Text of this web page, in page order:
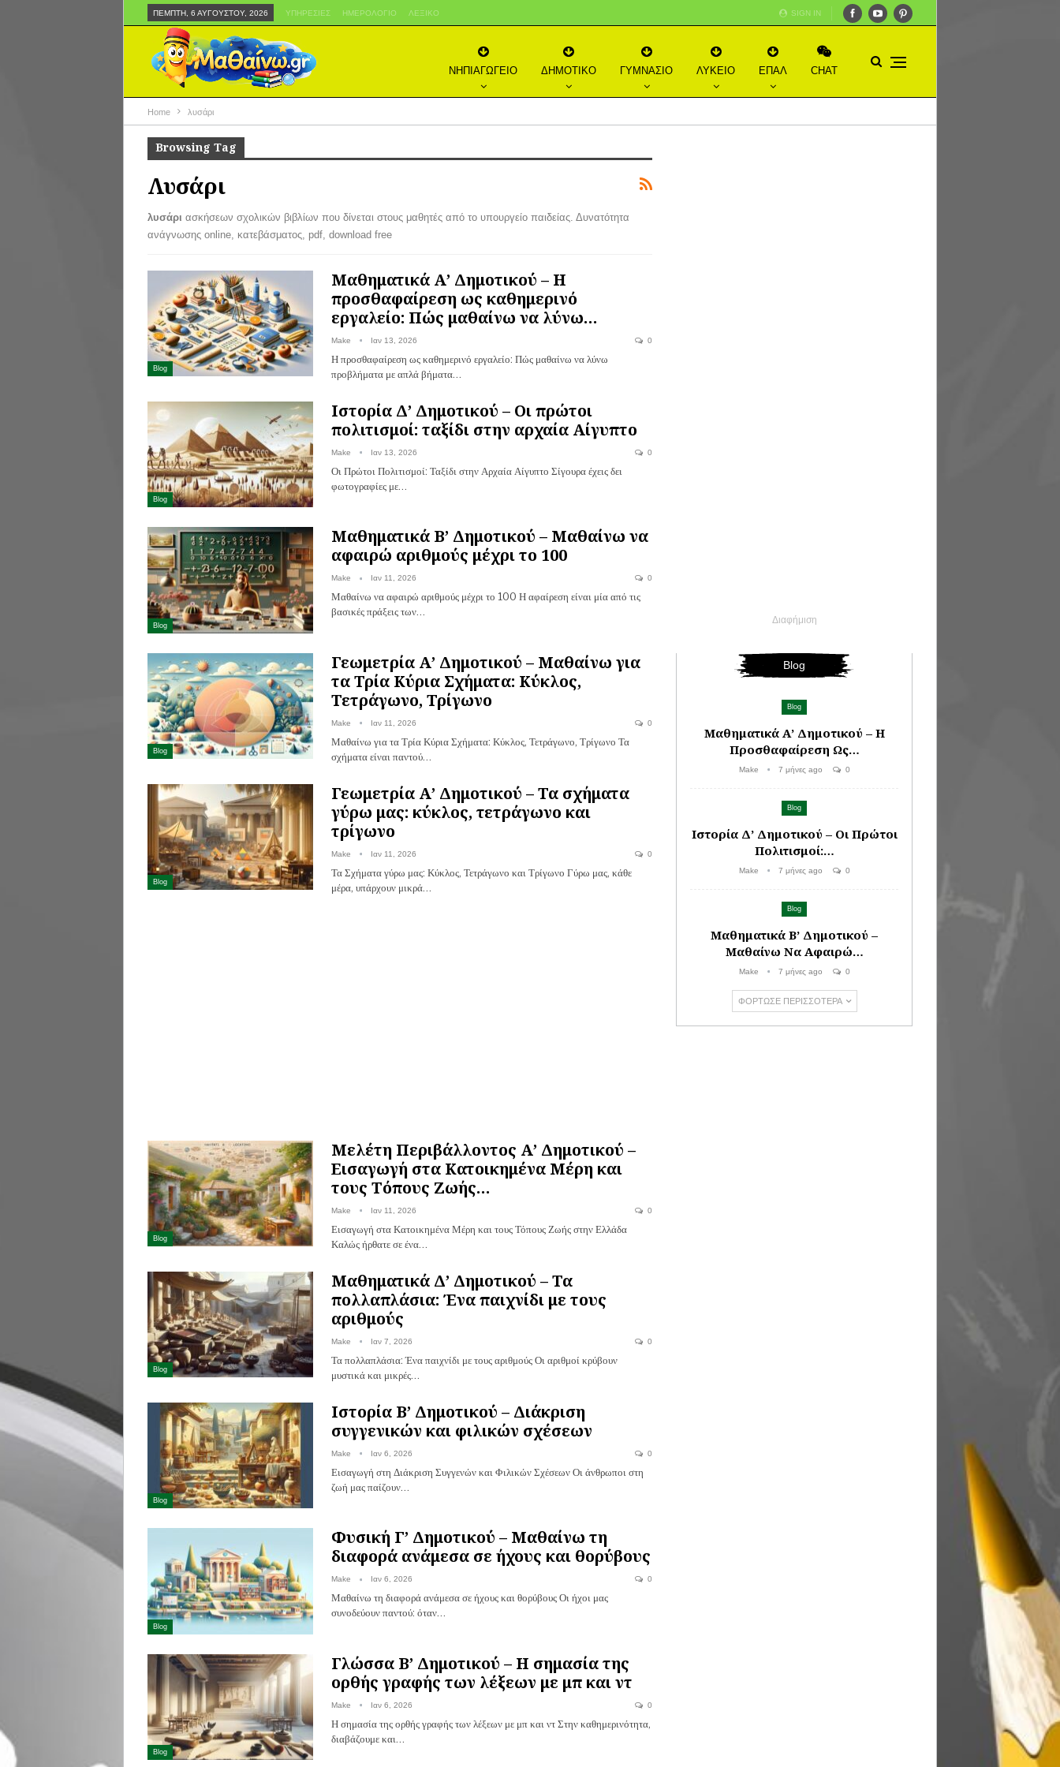
SIGN IN
ΠΈΜΠΤΗ, 6 ΑΥΓΟΎΣΤΟΥ, 2026 ΥΠΗΡΕΣΊΕΣ ΗΜΕΡΟΛΌΓΙΟ ΛΕΞΙΚΌ
ΝΗΠΙΑΓΩΓΕΙΟ ΔΗΜΟΤΙΚΟ ΓΥΜΝΑΣΙΟ ΛΥΚΕΙΟ ΕΠΑΛ CHAT
Home λυσάρι
Browsing Tag
Λυσάρι
λυσάρι ασκήσεων σχολικών βιβλίων που δίνεται στους μαθητές από το υπουργείο παιδείας. Δυνατότητα
ανάγνωσης online, κατεβάσματος, pdf, download free
Blog
Μαθηματικά Α’ Δημοτικού – Η
προσθαφαίρεση ως καθημερινό
εργαλείο: Πώς μαθαίνω να λύνω…
Make Ιαν 13, 2026 0
Η προσθαφαίρεση ως καθημερινό εργαλείο: Πώς μαθαίνω να λύνω
προβλήματα με απλά βήματα…
Blog
Ιστορία Δ’ Δημοτικού – Οι πρώτοι
πολιτισμοί: ταξίδι στην αρχαία Αίγυπτο
Make Ιαν 13, 2026 0
Οι Πρώτοι Πολιτισμοί: Ταξίδι στην Αρχαία Αίγυπτο Σίγουρα έχεις δει
φωτογραφίες με…
Blog
Μαθηματικά Β’ Δημοτικού – Μαθαίνω να
αφαιρώ αριθμούς μέχρι το 100
Make Ιαν 11, 2026 0
Μαθαίνω να αφαιρώ αριθμούς μέχρι το 100 Η αφαίρεση είναι μία από τις
βασικές πράξεις των…
Blog
Γεωμετρία Α’ Δημοτικού – Μαθαίνω για
τα Τρία Κύρια Σχήματα: Κύκλος,
Τετράγωνο, Τρίγωνο
Make Ιαν 11, 2026 0
Μαθαίνω για τα Τρία Κύρια Σχήματα: Κύκλος, Τετράγωνο, Τρίγωνο Τα
σχήματα είναι παντού…
Blog
Γεωμετρία Α’ Δημοτικού – Τα σχήματα
γύρω μας: κύκλος, τετράγωνο και
τρίγωνο
Make Ιαν 11, 2026 0
Τα Σχήματα γύρω μας: Κύκλος, Τετράγωνο και Τρίγωνο Γύρω μας, κάθε
μέρα, υπάρχουν μικρά…
Blog
Μελέτη Περιβάλλοντος Α’ Δημοτικού –
Εισαγωγή στα Κατοικημένα Μέρη και
τους Τόπους Ζωής…
Make Ιαν 11, 2026 0
Εισαγωγή στα Κατοικημένα Μέρη και τους Τόπους Ζωής στην Ελλάδα
Καλώς ήρθατε σε ένα…
Blog
Μαθηματικά Δ’ Δημοτικού – Τα
πολλαπλάσια: Ένα παιχνίδι με τους
αριθμούς
Make Ιαν 7, 2026 0
Τα πολλαπλάσια: Ένα παιχνίδι με τους αριθμούς Οι αριθμοί κρύβουν
μυστικά και μικρές…
Blog
Ιστορία Β’ Δημοτικού – Διάκριση
συγγενικών και φιλικών σχέσεων
Make Ιαν 6, 2026 0
Εισαγωγή στη Διάκριση Συγγενών και Φιλικών Σχέσεων Οι άνθρωποι στη
ζωή μας παίζουν…
Blog
Φυσική Γ’ Δημοτικού – Μαθαίνω τη
διαφορά ανάμεσα σε ήχους και θορύβους
Make Ιαν 6, 2026 0
Μαθαίνω τη διαφορά ανάμεσα σε ήχους και θορύβους Οι ήχοι μας
συνοδεύουν παντού: όταν…
Blog
Γλώσσα Β’ Δημοτικού – Η σημασία της
ορθής γραφής των λέξεων με μπ και ντ
Make Ιαν 6, 2026 0
Η σημασία της ορθής γραφής των λέξεων με μπ και ντ Στην καθημερινότητα,
διαβάζουμε και…
Διαφήμιση
Blog
Blog
Μαθηματικά Α’ Δημοτικού – Η
Προσθαφαίρεση Ως…
Make 7 μήνες ago 0
Blog
Ιστορία Δ’ Δημοτικού – Οι Πρώτοι
Πολιτισμοί:…
Make 7 μήνες ago 0
Blog
Μαθηματικά Β’ Δημοτικού –
Μαθαίνω Να Αφαιρώ…
Make 7 μήνες ago 0
ΦΌΡΤΩΣΕ ΠΕΡΙΣΣΌΤΕΡΑ